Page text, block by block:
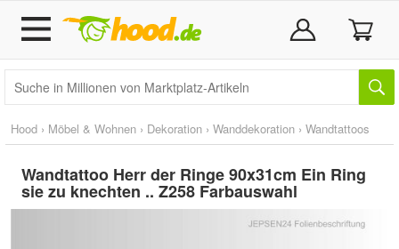
Hood › Möbel & Wohnen › Dekoration › Wanddekoration › Wandtattoos
Wandtattoo Herr der Ringe 90x31cm Ein Ring
sie zu knechten .. Z258 Farbauswahl